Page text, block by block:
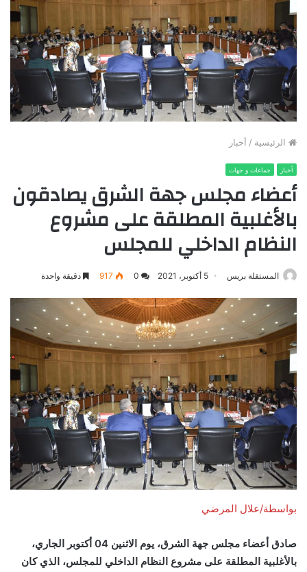
الرئيسية / أخبار
أخبار جماعات و جهات
أعضاء مجلس جهة الشرق يصادقون
بالأغلبية المطلقة على مشروع
النظام الداخلي للمجلس
المستقلة بريس 5 أكتوبر، 2021 0
917 دقيقة واحدة
بواسطة/علال المرضي
صادق أعضاء مجلس جهة الشرق، يوم الاثنين 04 أكتوبر الجاري،
بالأغلبية المطلقة على مشروع النظام الداخلي للمجلس، الذي كان